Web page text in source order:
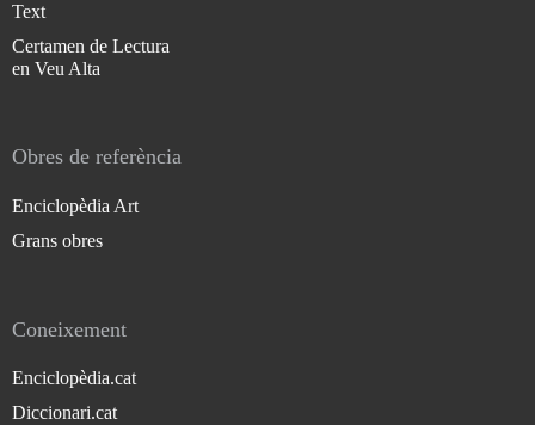
Text
Certamen de Lectura
en Veu Alta
Obres de referència
Enciclopèdia Art
Grans obres
Coneixement
Enciclopèdia.cat
Diccionari.cat